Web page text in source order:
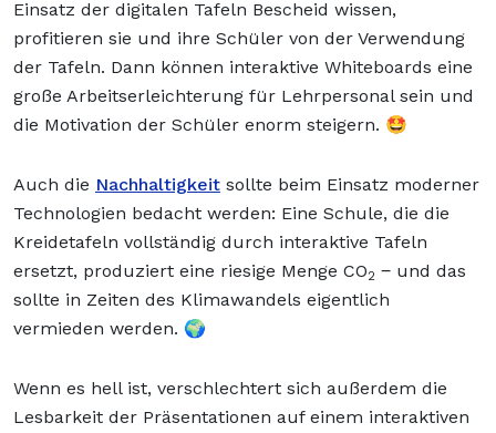
Einsatz der digitalen Tafeln Bescheid wissen,
profitieren sie und ihre Schüler von der Verwendung
der Tafeln. Dann können interaktive Whiteboards eine
große Arbeitserleichterung für Lehrpersonal sein und
die Motivation der Schüler enorm steigern. 🤩
Auch die Nachhaltigkeit sollte beim Einsatz moderner
Technologien bedacht werden: Eine Schule, die die
Kreidetafeln vollständig durch interaktive Tafeln
ersetzt, produziert eine riesige Menge CO2 ‒ und das
sollte in Zeiten des Klimawandels eigentlich
vermieden werden. 🌍
Wenn es hell ist, verschlechtert sich außerdem die
Lesbarkeit der Präsentationen auf einem interaktiven